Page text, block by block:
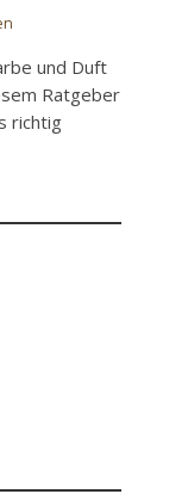
und Duft
Ratgeber
richtig